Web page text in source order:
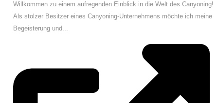
Willkommen zu einem aufregenden Einblick in die Welt des Canyoning!
Als stolzer Besitzer eines Canyoning-Unternehmens möchte ich meine
Begeisterung und...